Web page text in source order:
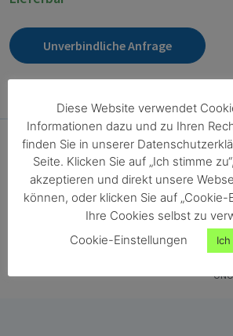
Unverbindliche Anfrage
ONORM EN ISO 18134-2
ONORM EN ISO 4684
Diese Website verwendet
Informationen dazu und zu Ihren
finden Sie in unserer
Seite. Klicken Sie auf „Ich stimme
akzeptieren und direkt unsere
können, oder klicken Sie auf „Cookie-
Ihre Cookies selbst zu
Cookie-Einstellungen